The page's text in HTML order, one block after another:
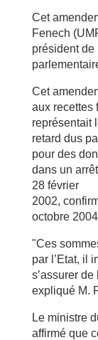
Cet
Fenech
président de
Cet
aux recettes
représentait
retard dus
pour des
dans un
28 février
2002,
octobre
"Ces
par l’Etat, il
s’assurer
expliqué M.
Le ministre
affirmé que